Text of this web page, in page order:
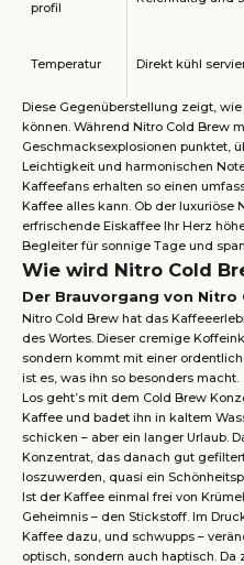
profil
Temperatur Direkt kühl
Diese Gegenüberstellung zeigt,
können. Während Nitro Cold Brew
Geschmacksexplosionen punktet,
Leichtigkeit und harmonischen
Kaffeefans erhalten so einen
Kaffee alles kann. Ob der luxuriöse
erfrischende Eiskaffee Ihr Herz
Begleiter für sonnige Tage und
Wie wird Nitro Cold
Der Brauvorgang von Nitro
Nitro Cold Brew hat das
des Wortes. Dieser cremige
sondern kommt mit einer
ist es, was ihn so besonders macht.
Los geht’s mit dem Cold Brew
Kaffee und badet ihn in kaltem
schicken – aber ein langer Urlaub.
Konzentrat, das danach gut
loszuwerden, quasi ein
Ist der Kaffee einmal frei von
Geheimnis – den Stickstoff. Im
Kaffee dazu, und schwupps –
optisch, sondern auch haptisch.